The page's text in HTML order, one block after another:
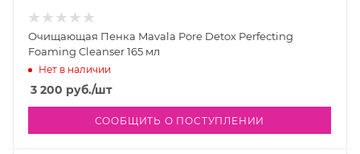
Очищающая Пенка Mavala Pore Detox Perfecting
Foaming Cleanser 165 мл
Нет в наличии
3 200 руб./шт
СООБЩИТЬ О ПОСТУПЛЕНИИ